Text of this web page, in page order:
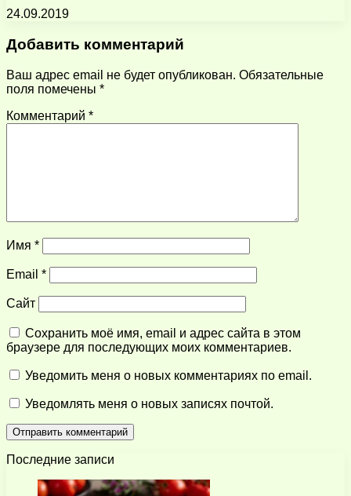
24.09.2019
Добавить комментарий
Ваш адрес email не будет опубликован. Обязательные
поля помечены *
Комментарий *
Имя *
Email *
Сайт
Сохранить моё имя, email и адрес сайта в этом
браузере для последующих моих комментариев.
Уведомить меня о новых комментариях по email.
Уведомлять меня о новых записях почтой.
Последние записи